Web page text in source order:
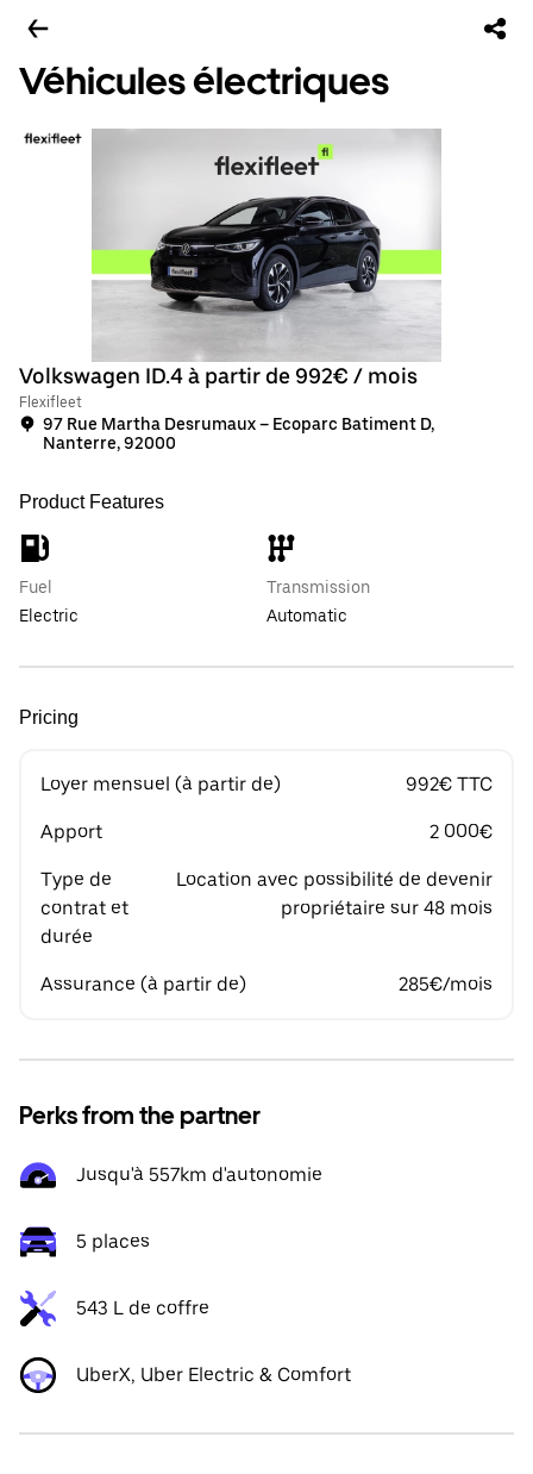
Véhicules électriques
Volkswagen ID.4 à partir de 992€ / mois
Flexifleet
97 Rue Martha Desrumaux – Ecoparc Batiment D,
Nanterre, 92000
Product Features
Fuel
Electric
Transmission
Automatic
Pricing
Loyer mensuel (à partir de) 992€ TTC
Apport 2 000€
Type de
contrat et
durée
Location avec possibilité de devenir
propriétaire sur 48 mois
Assurance (à partir de) 285€/mois
Perks from the partner
Jusqu'à 557km d'autonomie
5 places
543 L de coffre
UberX, Uber Electric & Comfort